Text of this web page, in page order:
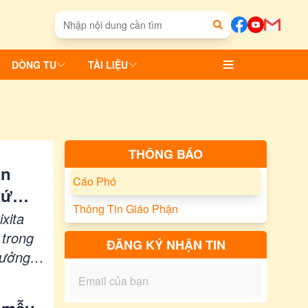
DÒNG TU TÀI LIỆU
THÔNG BÁO
Cáo Phó
Thông Tin Giáo Phận
ĐĂNG KÝ NHẬN TIN